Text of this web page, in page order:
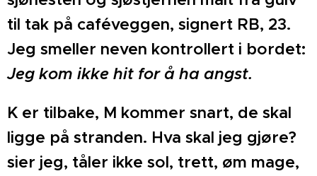
til tak på caféveggen, signert RB, 23.
Jeg smeller neven kontrollert i bordet: ­
Jeg kom ikke hit for å ha angst.
K er tilbake, M kommer snart, de skal
ligge på stranden. Hva skal jeg gjøre?
sier jeg, tåler ikke sol, trett, øm mage,